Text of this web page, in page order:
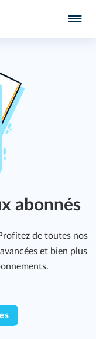
abonnés
de toutes nos
et bien plus